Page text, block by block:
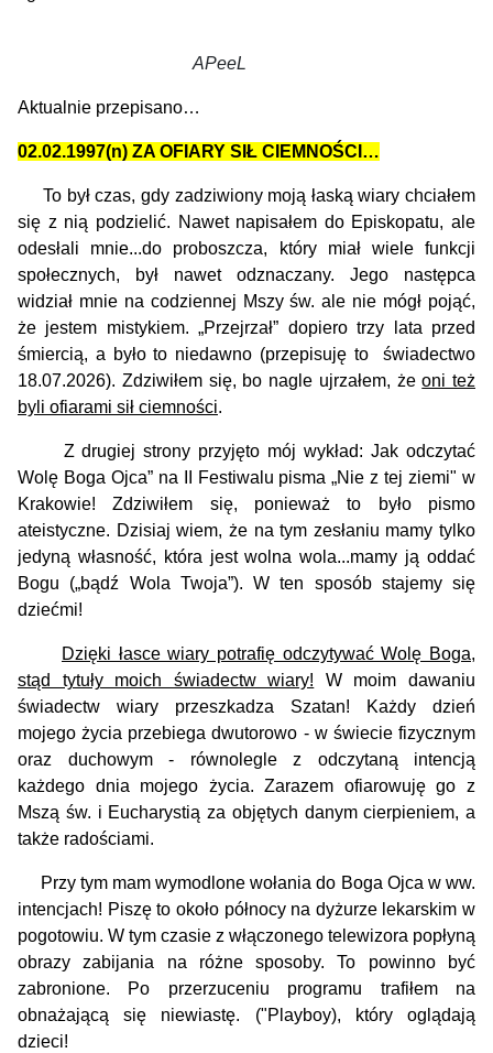
APeeL
Aktualnie przepisano…
02.02.1997(n) ZA OFIARY SIŁ CIEMNOŚCI…
To był czas, gdy zadziwiony moją łaską wiary chciałem
się z nią podzielić. Nawet napisałem do Episkopatu, ale
odesłali mnie...do proboszcza, który miał wiele funkcji
społecznych, był nawet odznaczany. Jego następca
widział mnie na codziennej Mszy św. ale nie mógł pojąć,
że jestem mistykiem. „Przejrzał” dopiero trzy lata przed
śmiercią, a było to niedawno (przepisuję to świadectwo
18.07.2026). Zdziwiłem się, bo nagle ujrzałem, żeoni też
byli ofiarami sił ciemności.
Z drugiej strony przyjęto mój wykład: Jak odczytać
Wolę Boga Ojca” na II Festiwalu pisma „Nie z tej ziemi" w
Krakowie! Zdziwiłem się, ponieważ to było pismo
ateistyczne. Dzisiaj wiem, że na tym zesłaniu mamy tylko
jedyną własność, która jest wolna wola...mamy ją oddać
Bogu („bądź Wola Twoja”). W ten sposób stajemy się
dziećmi!
Dzięki łasce wiary potrafię odczytywać Wolę Boga,
stąd tytuły moich świadectw wiary! W moim dawaniu
świadectw wiary przeszkadza Szatan! Każdy dzień
mojego życia przebiega dwutorowo - w świecie fizycznym
oraz duchowym - równolegle z odczytaną intencją
każdego dnia mojego życia. Zarazem ofiarowuję go z
Mszą św. i Eucharystią za objętych danym cierpieniem, a
także radościami.
Przy tym mam wymodlone wołania do Boga Ojca w ww.
intencjach! Piszę to około północy na dyżurze lekarskim w
pogotowiu. W tym czasie z włączonego telewizora popłyną
obrazy zabijania na różne sposoby. To powinno być
zabronione. Po przerzuceniu programu trafiłem na
obnażającą się niewiastę. ("Playboy), który oglądają
dzieci!